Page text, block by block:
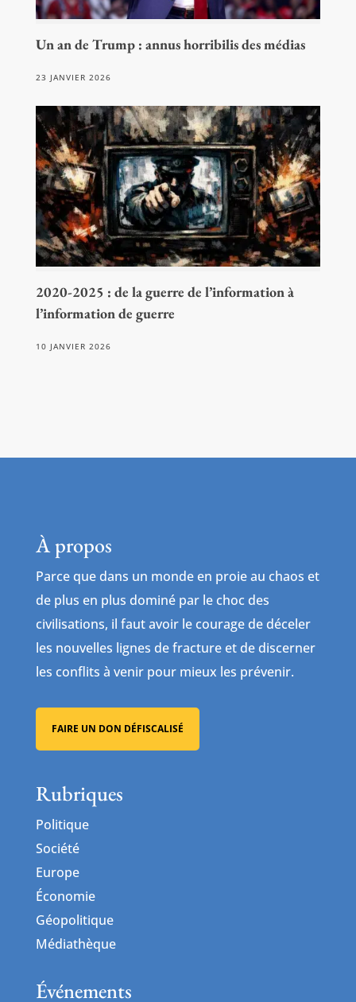
Un an de Trump : annus horribilis des médias
23 JANVIER 2026
2020-2025 : de la guerre de l’information à
l’information de guerre
10 JANVIER 2026
À propos
Parce que dans un monde en proie au chaos et
de plus en plus dominé par le choc des
civilisations, il faut avoir le courage de déceler
les conflits à venir pour mieux les prévenir.
Rubriques
Politique
Société
Europe
Économie
Médiathèque